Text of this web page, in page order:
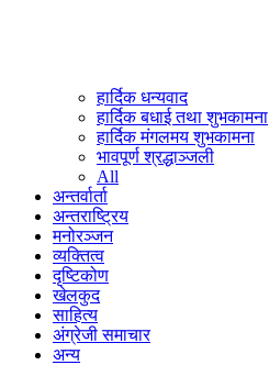
हार्दिक धन्यवाद
हार्दिक बधाई तथा शुभकामना
हार्दिक मंगलमय शुभकामना
भावपूर्ण श्रद्धाञ्जली
All
अन्तर्वार्ता
अन्तराष्ट्रिय
मनोरञ्जन
व्यक्तित्व
दृष्टिकोण
खेलकुद
साहित्य
अंग्रेजी समाचार
अन्य